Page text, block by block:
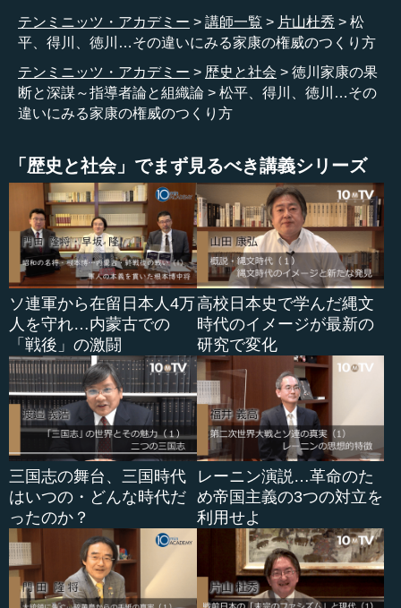
「実は藤原氏だ」などと（悪い言い方をすれば）もともと
の出自がよく分からない松平家が一生懸命、系図を捏造す
る。そうして、朝廷の公家や関白など、いろいろなところ
にお金を渡して系図を認めてもらって、位を貰うわけで
す。これが京都の朝廷の一番重要な収入源だったのです。
武家の時代にどうやって食べているかというと、官位を
あげるのです。だいたい戦国大名などというものは、（大
変言葉は悪いのですが）どこの馬の骨か分からない人が下
剋上でのしあがってくる。でも、然るべき位を貰おうとす
ると、「いや、この位は源氏でなくてはいけない」「平家
でないといけない」「藤原氏でないといけない」となる。
源氏や平家ということは、もともと皇族の血筋でないとい
けません。
でも、実際はそうではない。そうではなかったら、系図
を捏造するしかない。「おまえ、これはインチキだろう」
「いやいや、インチキではありません。よろしくお願いし
ます」などと言って、関白、太政大臣、大納言、中納言、
そのときの武家伝奏役などが、武家の位を斡旋する。下の
公家から上の公家まで全ての者に、「よろしく」といった
工作をする。戦国大名の家来などでも、京都に行って「よ
ろしく」といったことを行って、無事に位を貰えると「う
ちの殿さまもそれなり...
テンミニッツ・アカデミー 講師一覧 片山杜秀
松
平、得川、徳川…その違いにみる家康の権威のつくり方
テンミニッツ・アカデミー
歴史と社会
徳川家康の果
断と深謀～指導者論と組織論
松平、得川、徳川…その
違いにみる家康の権威のつくり方
「歴史と社会」でまず見るべき講義シリーズ
ソ連軍から在留日本人4万
人を守れ…内蒙古での
「戦後」の激闘
高校日本史で学んだ縄文
時代のイメージが最新の
研究で変化
三国志の舞台、三国時代
はいつの・どんな時代だ
ったのか？
レーニン演説…革命のた
め帝国主義の3つの対立を
利用せよ